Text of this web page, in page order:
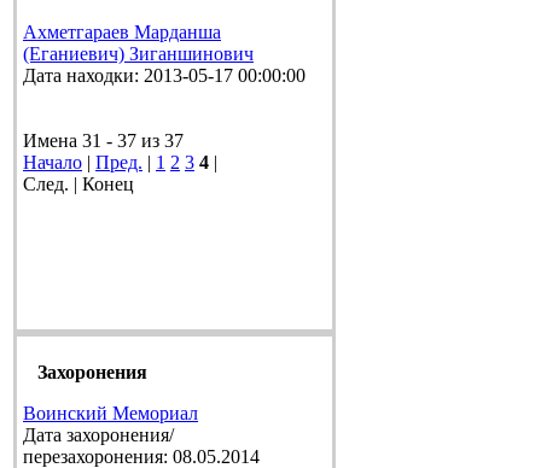
Ахметгараев Марданша
(Еганиевич) Зиганшинович
Дата находки: 2013-05-17 00:00:00
Имена 31 - 37 из 37
Начало | Пред. | 1 2 3 4 |
След. | Конец
Захоронения
Воинский Мемориал
Дата захоронения/
перезахоронения: 08.05.2014